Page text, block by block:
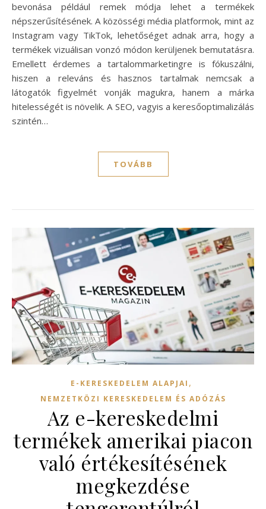
bevonása például remek módja lehet a termékek
népszerűsítésének. A közösségi média platformok, mint az
Instagram vagy TikTok, lehetőséget adnak arra, hogy a
termékek vizuálisan vonzó módon kerüljenek bemutatásra.
Emellett érdemes a tartalommarketingre is fókuszálni,
hiszen a releváns és hasznos tartalmak nemcsak a
látogatók figyelmét vonják magukra, hanem a márka
hitelességét is növelik. A SEO, vagyis a keresőoptimalizálás
szintén…
TOVÁBB
E-KERESKEDELEM ALAPJAI ,
NEMZETKÖZI KERESKEDELEM ÉS ADÓZÁS
Az e-kereskedelmi
termékek amerikai piacon
való értékesítésének
megkezdése